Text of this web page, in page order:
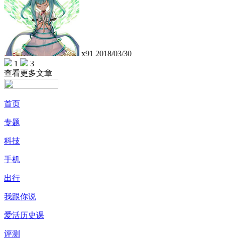
x91 2018/03/30
1
3
查看更多文章
首页
专题
科技
手机
出行
我跟你说
爱活历史课
评测